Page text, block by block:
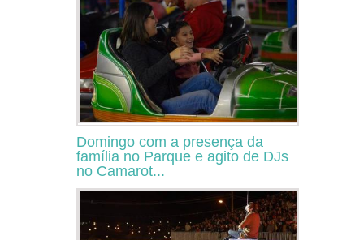
Domingo com a presença da
família no Parque e agito de DJs
no Camarot...